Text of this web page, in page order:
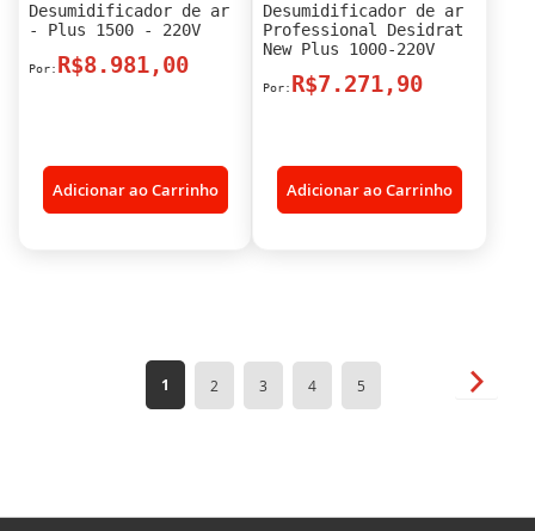
Desumidificador de ar
- Plus 1500 - 220V
R$8.981,00
Adicionar ao Carrinho
Desumidificador de ar
Professional Desidrat
New Plus 1000-220V
R$7.271,90
Adicionar ao Carrinho
Página
Você
1 Página
2 Página
3 Página
4 Página
5